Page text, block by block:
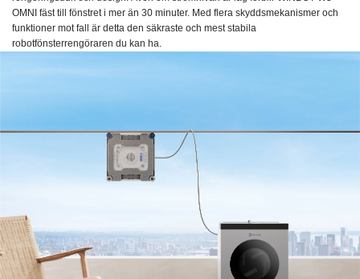
OMNI fäst till fönstret i mer än 30 minuter. Med flera skyddsmekanismer och
funktioner mot fall är detta den säkraste och mest stabila
robotfönsterrengöraren du kan ha.